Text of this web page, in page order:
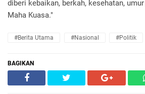
diberi kebaikan, berkah, kesehatan,
Maha Kuasa."
#Berita Utama #Nasional #Politik
BAGIKAN